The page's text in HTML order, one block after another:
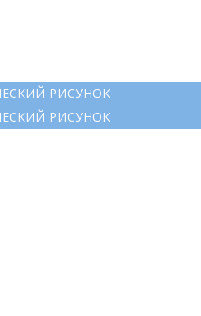
РИСУНОК
РИСУНОК